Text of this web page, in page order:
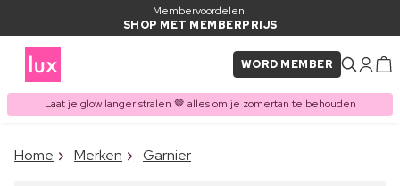
Membervoordelen:
SHOP MET MEMBERPRIJS
WORD MEMBER
Laat je glow langer stralen 🤎 alles om je zomertan te behouden
ITEM TOEGEVOEGD AAN
Home Merken Garnier